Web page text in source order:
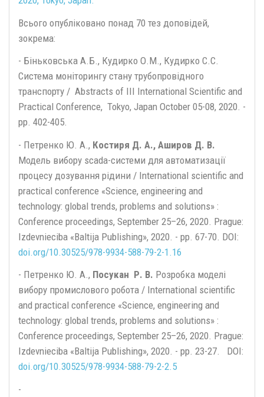
Всього опубліковано понад 70 тез доповідей,
зокрема:
- Біньковська А.Б., Кудирко О.М., Кудирко С.С.
Cистема моніторингу стану трубопровідного
транспорту / Abstracts of III International Scientific and
Practical Conference, Tokyo, Japan October 05-08, 2020. -
pp. 402-405.
- Петренко Ю. А., Костиря Д. А., Аширов Д. В.
Модель вибору scada-системи для автоматизації
процесу дозування рідини / International scientific and
practical conference «Science, engineering and
technology: global trends, problems and solutions» :
Conference proceedings, September 25–26, 2020. Prague:
Izdevnieciba «Baltija Publishing», 2020. - pp. 67-70. DOI:
doi.org/10.30525/978-9934-588-79-2-1.16
- Петренко Ю. А., Посукан Р. В. Розробка моделі
вибору промислового робота / International scientific
and practical conference «Science, engineering and
technology: global trends, problems and solutions» :
Conference proceedings, September 25–26, 2020. Prague:
Izdevnieciba «Baltija Publishing», 2020. - pp. 23-27. DOI:
doi.org/10.30525/978-9934-588-79-2-2.5
-